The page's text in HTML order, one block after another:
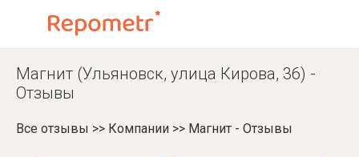
Магнит (Ульяновск, улица Кирова, 36) -
Отзывы
Все отзывы >> Компании >> Магнит - Отзывы